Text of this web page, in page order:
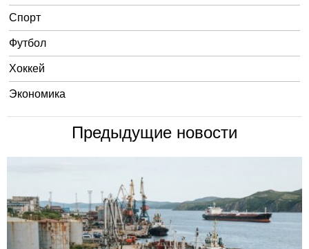
Спорт
Футбол
Хоккей
Экономика
Предыдущие новости